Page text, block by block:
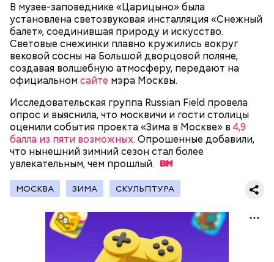
В музее-заповеднике «Царицыно» была
установлена светозвуковая инсталляция «Снежный
балет», соединившая природу и искусство.
Световые снежинки плавно кружились вокруг
вековой сосны на Большой дворцовой поляне,
создавая волшебную атмосферу, передают на
официальномсайте мэра Москвы.
Исследовательская группа Russian Field провела
опрос и выяснила, что москвичи и гости столицы
оценили события проекта «Зима в Москве» в 4,9
балла из пяти возможных. Опрошенные добавили,
что нынешний зимний сезон стал более
увлекательным, чем прошлый.
МОСКВА ЗИМА СКУЛЬПТУРА
В настоящее время велоинфраструктура «Зеленого
кольца» реализована в пяти округах города,
подчеркнули в ЦОДД:
Существуют несколько версий, какой именно дом
стал прототипом жилища Мастера. Но согласно
самой популярной — это подвал дома № 9, что в
Мансуровском переулке. Здесь жили друзья
Булгакова — братья Топлениновы. Писатель часто
приходил к ним в гости и работал над «Мастером и
Маргаритой».